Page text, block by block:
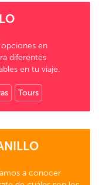
opciones en
diferentes
en tu viaje.
Tours
a conocer